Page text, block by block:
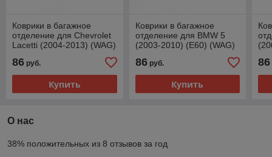
Коврики в багажное
отделение для Chevrolet
Lacetti (2004-2013) (WAG)
86 руб.
Купить
Коврики в багажное
отделение для BMW 5
(2003-2010) (E60) (WAG)
86руб.
Купить
86
О нас
38% положительных из 8 отзывов за год